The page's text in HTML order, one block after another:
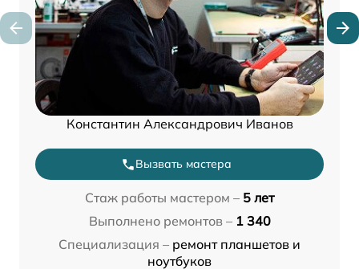
Константин Александрович Иванов
Вызвать мастера
Стаж работы мастером – 5 лет
Выполнено ремонтов – 1 340
Специализация – ремонт планшетов и
ноутбуков